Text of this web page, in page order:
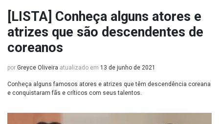
[LISTA] Conheça alguns atores e
atrizes que são descendentes de
coreanos
por Greyce Oliveira atualizado em 13 de junho de 2021
Conheça alguns famosos atores e atrizes que têm descendência coreana
e conquistaram fãs e críticos com seus talentos.